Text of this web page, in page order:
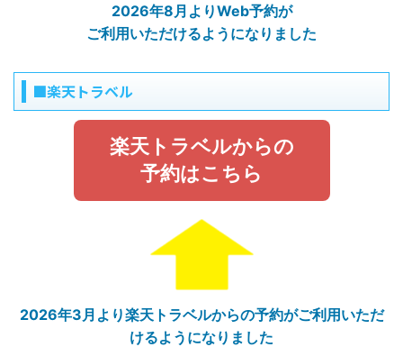
2026年8月よりWeb予約が
ご利用いただけるようになりました
■楽天トラベル
楽天トラベルからの
予約はこちら
2026年3月より楽天トラベルからの予約がご利用いただ
けるようになりました